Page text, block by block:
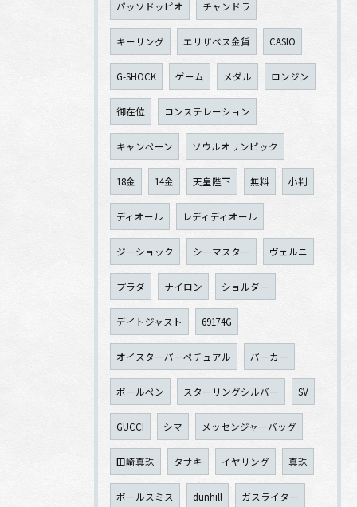
パッソドッピオ チャンドラ
キーリング エリザベス金貨 CASIO
G-SHOCK ゲーム メダル ロンジン
御在位 コンステレーション
キャンペーン ソウルオリンピック
18金 14金 天皇陛下 無料 小判
ディオール レディディオール
ジーショック シーマスター ヴェルニ
プラダ ナイロン ショルダー
デイトジャスト 69174G
オイスターパーペチュアル パーカー
ボールペン スターリングシルバー SV
GUCCI シマ メッセンジャーバッグ
田崎真珠 タサキ イヤリング 真珠
ポールスミス dunhill ガスライター